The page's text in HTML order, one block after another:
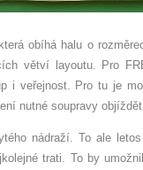
obíhá halu o
větví layoutu. Pro
i veřejnost. Pro tu je
nutné soupravy objíždět
nádraží. To ale
trati. To by